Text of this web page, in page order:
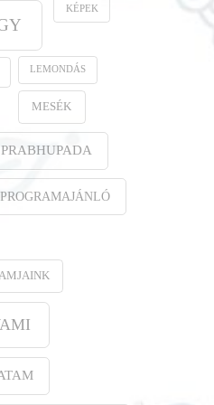
KÉPEK
LEMONDÁS
MESÉK
PRABHUPADA
PROGRAMAJÁNLÓ